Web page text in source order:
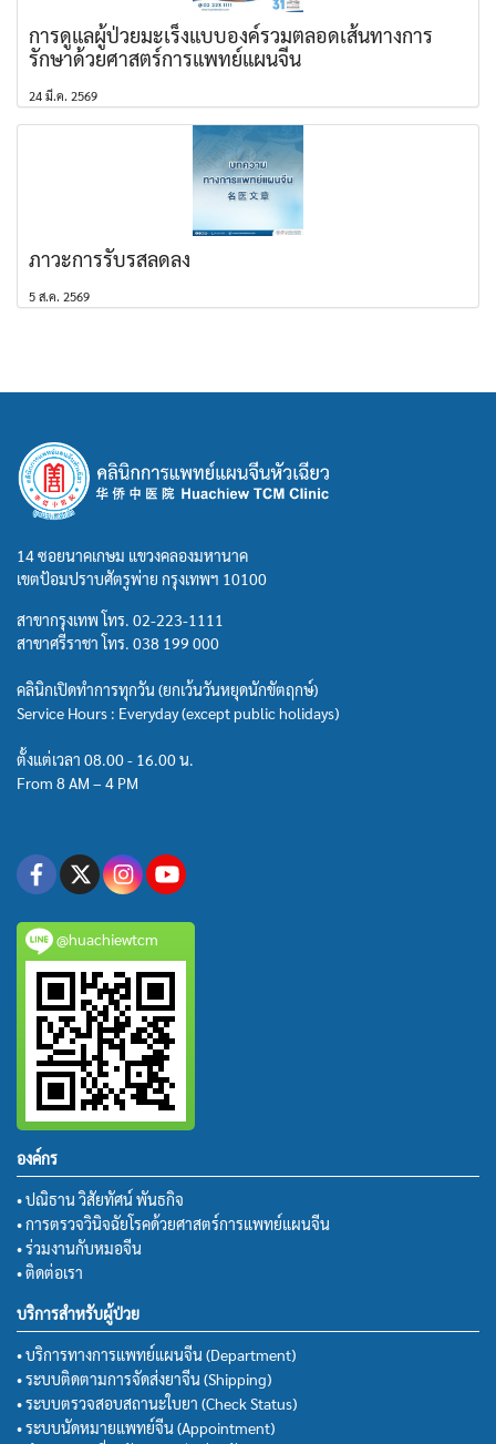
การดูแลผู้ป่วยมะเร็งแบบองค์รวมตลอดเส้นทางการ
รักษาด้วยศาสตร์การแพทย์แผนจีน
24 มี.ค. 2569
ภาวะการรับรสลดลง
5 ส.ค. 2569
14 ซอยนาคเกษม แขวงคลองมหานาค
เขตป้อมปราบศัตรูพ่าย กรุงเทพฯ 10100
สาขากรุงเทพ โทร. 02-223-1111
สาขาศรีราชา โทร. 038 199 000
คลินิกเปิดทำการทุกวัน (ยกเว้นวันหยุดนักขัตฤกษ์)
Service Hours : Everyday (except public holidays)
ตั้งแต่เวลา 08.00 - 16.00 น.
From 8 AM – 4 PM
@huachiewtcm
องค์กร
• ปณิธาน วิสัยทัศน์ พันธกิจ
• การตรวจวินิจฉัยโรคด้วยศาสตร์การแพทย์แผนจีน
• ร่วมงานกับหมอจีน
• ติดต่อเรา
บริการสำหรับผู้ป่วย
• บริการทางการแพทย์แผนจีน (Department)
• ระบบติดตามการจัดส่งยาจีน (Shipping)
• ระบบตรวจสอบสถานะใบยา (Check Status)
• ระบบนัดหมายแพทย์จีน (Appointment)